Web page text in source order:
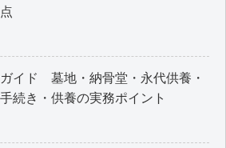
イド 墓地・納骨堂・永代供養・
続き・供養の実務ポイント